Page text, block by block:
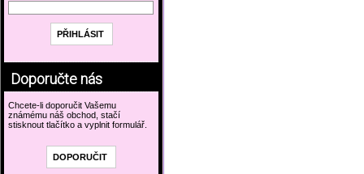
Doporučte nás
Chcete-li doporučit Vašemu
známému náš obchod, stačí
stisknout tlačítko a vyplnit formulář.